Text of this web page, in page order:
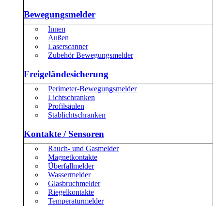
Bewegungsmelder
Innen
Außen
Laserscanner
Zubehör Bewegungsmelder
Freigeländesicherung
Perimeter-Bewegungsmelder
Lichtschranken
Profilsäulen
Stablichtschranken
Kontakte / Sensoren
Rauch- und Gasmelder
Magnetkontakte
Überfallmelder
Wassermelder
Glasbruchmelder
Riegelkontakte
Temperaturmelder